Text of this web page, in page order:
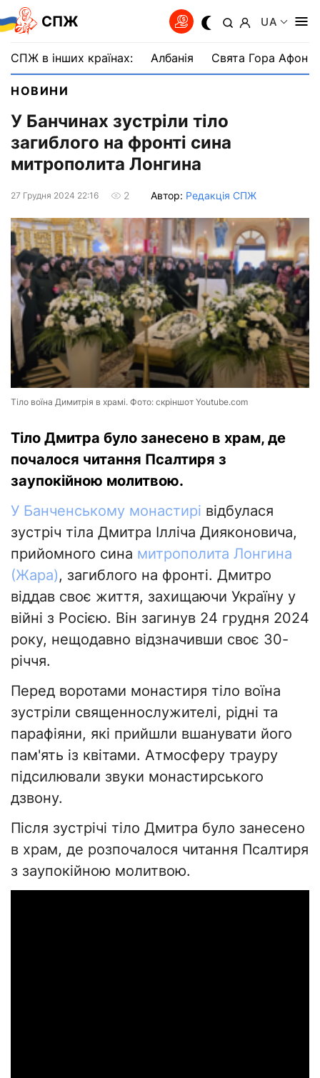
СПЖ UA
СПЖ в інших країнах: Албанія Свята Гора Афон
НОВИНИ
У Банчинах зустріли тіло
загиблого на фронті сина
митрополита Лонгина
27 Грудня 2024 22:16 2 Автор: Редакція СПЖ
Тіло воїна Димитрія в храмі. Фото: скріншот Youtube.com
Тіло Дмитра було занесено в храм, де
почалося читання Псалтиря з
заупокійною молитвою.
У Банченському монастирі відбулася
зустріч тіла Дмитра Ілліча Дияконовича,
прийомного сина митрополита Лонгина
(Жара), загиблого на фронті. Дмитро
віддав своє життя, захищаючи Україну у
війні з Росією. Він загинув 24 грудня 2024
року, нещодавно відзначивши своє 30-
річчя.
Перед воротами монастиря тіло воїна
зустріли священнослужителі, рідні та
парафіяни, які прийшли вшанувати його
пам'ять із квітами. Атмосферу трауру
підсилювали звуки монастирського
дзвону.
Після зустрічі тіло Дмитра було занесено
в храм, де розпочалося читання Псалтиря
з заупокійною молитвою.